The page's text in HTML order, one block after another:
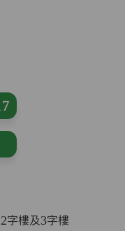
字樓及3字樓